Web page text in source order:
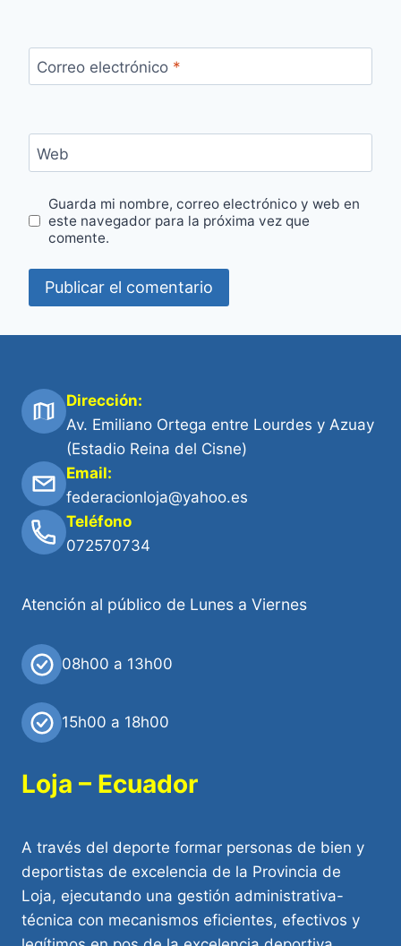
Correo electrónico *
Web
Guarda mi nombre, correo electrónico y web en
este navegador para la próxima vez que
comente.
Dirección:
Av. Emiliano Ortega entre Lourdes y Azuay
(Estadio Reina del Cisne)
Email:
federacionloja@yahoo.es
Teléfono
072570734
Atención al público de Lunes a Viernes
08h00 a 13h00
15h00 a 18h00
Loja – Ecuador
A través del deporte formar personas de bien y
deportistas de excelencia de la Provincia de
Loja, ejecutando una gestión administrativa-
técnica con mecanismos eficientes, efectivos y